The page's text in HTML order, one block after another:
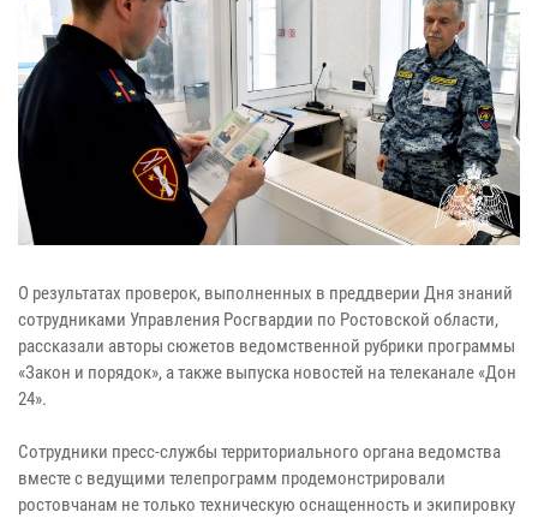
О результатах проверок, выполненных в преддверии Дня знаний
сотрудниками Управления Росгвардии по Ростовской области,
рассказали авторы сюжетов ведомственной рубрики программы
«Закон и порядок», а также выпуска новостей на телеканале «Дон
24».
Сотрудники пресс-службы территориального органа ведомства
вместе с ведущими телепрограмм продемонстрировали
ростовчанам не только техническую оснащенность и экипировку